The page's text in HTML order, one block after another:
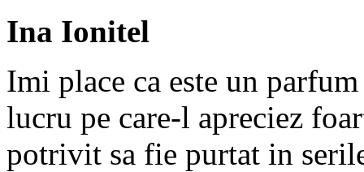
Ina Ionitel
Imi place ca este un
lucru pe care-l apreciez
potrivit sa fie purtat in